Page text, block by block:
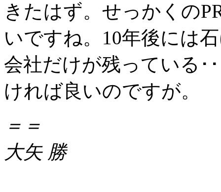
きたはず。せっかくの
いですね。10年後には
会社だけが残っている･
ければ良いのですが。
＝＝
大矢 勝